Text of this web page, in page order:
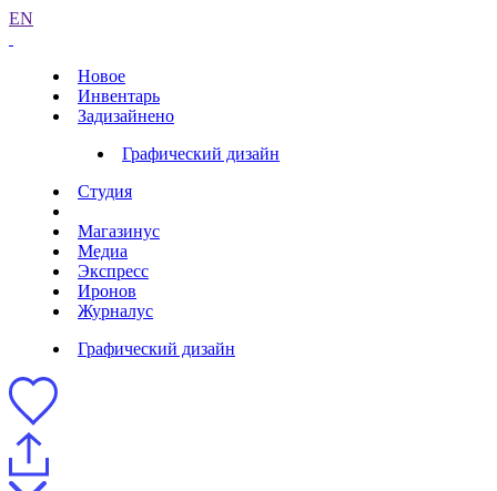
EN
Новое
Инвентарь
Задизайнено
Графический дизайн
Студия
Магазинус
Медиа
Экспресс
Иронов
Журналус
Графический дизайн